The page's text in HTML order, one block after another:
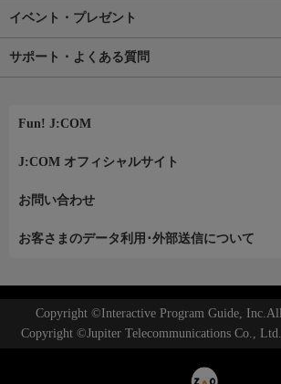
イベント・プレゼント
サポート・よくある質問
Fun! J:COM
J:COM オフィシャルサイト
お問い合わせ
お客さまのデータ利用･外部送信について
Copyright ©Interactive Program Guide, Inc.All
Copyright ©Jupiter Telecommunications Co.,